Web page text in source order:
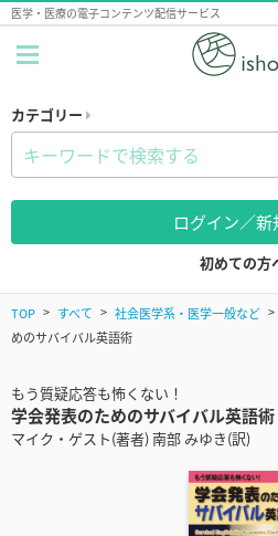
医学・医療の電子コンテンツ配信サービス
カテゴリー
ログイン／新
初めての方
TOP すべて 社会医学系・医学一般など
めのサバイバル英語術
もう質疑応答も怖くない！
学会発表のためのサバイバル英語術
マイク・ゲスト(著者) 南部 みゆき(訳)